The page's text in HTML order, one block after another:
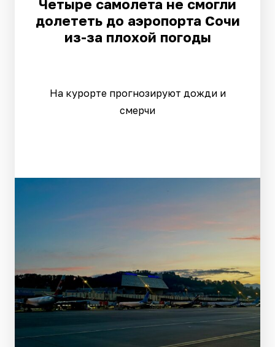
Четыре самолета не смогли
долететь до аэропорта Сочи
из-за плохой погоды
На курорте прогнозируют дожди и
смерчи